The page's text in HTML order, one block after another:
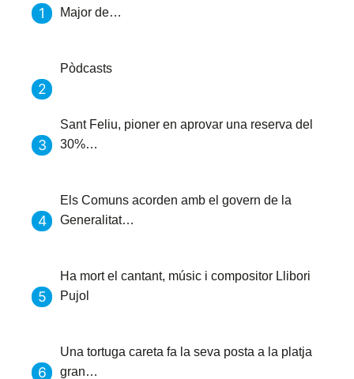
Major de…
Pòdcasts
Sant Feliu, pioner en aprovar una reserva del
30%…
Els Comuns acorden amb el govern de la
Generalitat…
Ha mort el cantant, músic i compositor Llibori
Pujol
Una tortuga careta fa la seva posta a la platja
gran…